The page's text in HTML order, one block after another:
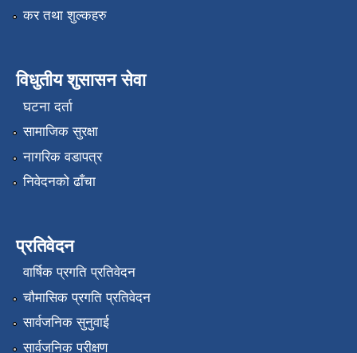
कर तथा शुल्कहरु
विधुतीय शुसासन सेवा
घटना दर्ता
सामाजिक सुरक्षा
नागरिक वडापत्र
निवेदनको ढाँचा
प्रतिवेदन
वार्षिक प्रगति प्रतिवेदन
चौमासिक प्रगति प्रतिवेदन
सार्वजनिक सुनुवाई
सार्वजनिक परीक्षण